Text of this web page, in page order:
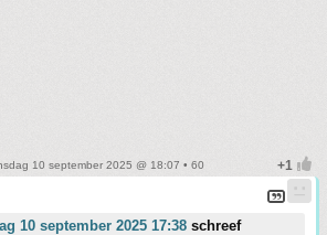
10 september 2025 @ 18:07 • 60
10 september 2025 17:38 schreef